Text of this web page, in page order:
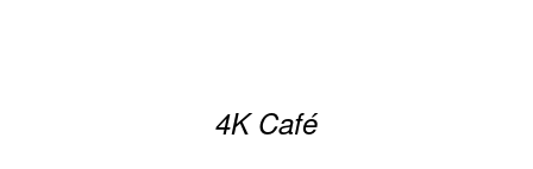
4K Café